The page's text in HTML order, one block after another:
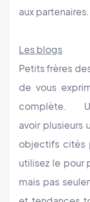
aux partenaires.
Les blogs
Petits frères
de vous
complète.
avoir plusieurs
objectifs cités
utilisez le pour
mais pas